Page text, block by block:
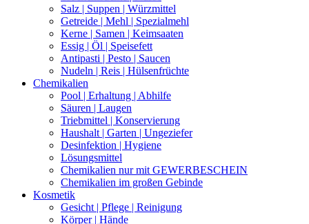
Salz | Suppen | Würzmittel
Getreide | Mehl | Spezialmehl
Kerne | Samen | Keimsaaten
Essig | Öl | Speisefett
Antipasti | Pesto | Saucen
Nudeln | Reis | Hülsenfrüchte
Chemikalien
Pool | Erhaltung | Abhilfe
Säuren | Laugen
Triebmittel | Konservierung
Haushalt | Garten | Ungeziefer
Desinfektion | Hygiene
Lösungsmittel
Chemikalien nur mit GEWERBESCHEIN
Chemikalien im großen Gebinde
Kosmetik
Gesicht | Pflege | Reinigung
Körper | Hände